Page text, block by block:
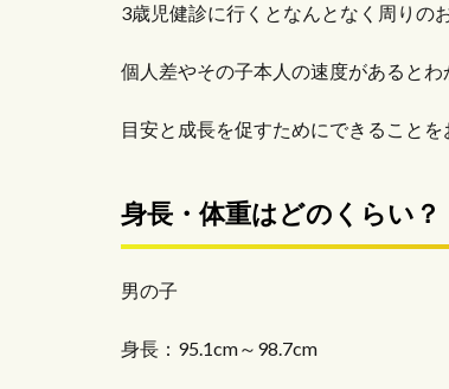
3歳児健診に行くとなんとなく周りの
個人差やその子本人の速度があると
目安と成長を促すためにできることを
身長・体重はどのくらい？
男の子
身長：95.1cm～98.7cm